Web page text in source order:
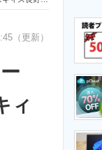
経営リーダーのコミュ
製造業のIT導入・活用
（更新）
ィ